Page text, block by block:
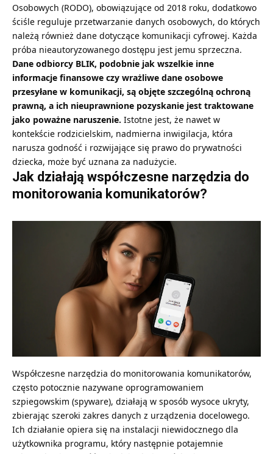
Osobowych (RODO), obowiązujące od 2018 roku, dodatkowo
ściśle reguluje przetwarzanie danych osobowych, do których
należą również dane dotyczące komunikacji cyfrowej. Każda
próba nieautoryzowanego dostępu jest jemu sprzeczna.
Dane odbiorcy BLIK, podobnie jak wszelkie inne
informacje finansowe czy wrażliwe dane osobowe
przesyłane w komunikacji, są objęte szczególną ochroną
prawną, a ich nieuprawnione pozyskanie jest traktowane
jako poważne naruszenie. Istotne jest, że nawet w
kontekście rodzicielskim, nadmierna inwigilacja, która
narusza godność i rozwijające się prawo do prywatności
dziecka, może być uznana za nadużycie.
Jak działają współczesne narzędzia do
monitorowania komunikatorów?
Współczesne narzędzia do monitorowania komunikatorów,
często potocznie nazywane oprogramowaniem
szpiegowskim (spyware), działają w sposób wysoce ukryty,
zbierając szeroki zakres danych z urządzenia docelowego.
Ich działanie opiera się na instalacji niewidocznego dla
użytkownika programu, który następnie potajemnie